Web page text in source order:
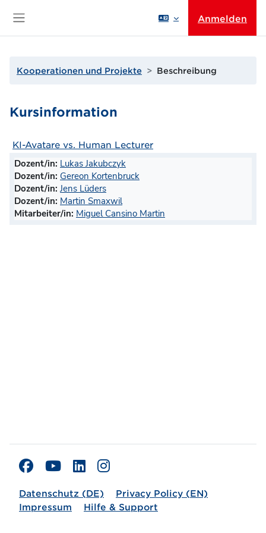
Anmelden
Kooperationen und Projekte Beschreibung
Kursinformation
KI-Avatare vs. Human Lecturer
Dozent/in: Lukas Jakubczyk
Dozent/in: Gereon Kortenbruck
Dozent/in:Jens Lüders
Dozent/in: Martin Smaxwil
Mitarbeiter/in: Miguel Cansino Martin
Datenschutz (DE)
Privacy Policy (EN)
Impressum
Hilfe & Support